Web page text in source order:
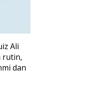
Ali
rutin,
dan